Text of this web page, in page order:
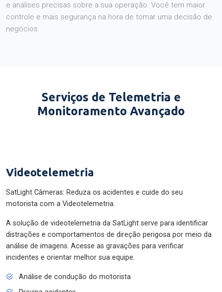
e análises precisas sobre a sua operação. Você tem maior
controle e mais segurança na hora de tomar uma decisão de
negócios.
Serviços de Telemetria e
Monitoramento Avançado
Videotelemetria
SatLight Câmeras: Reduza os acidentes e cuide do seu
motorista com a Videotelemetria.
A solução de videotelemetria da SatLight serve para identificar
distrações e comportamentos de direção perigosa por meio da
análise de imagens. Acesse as gravações para verificar
incidentes e orientar melhor sua equipe.
Análise de condução do motorista